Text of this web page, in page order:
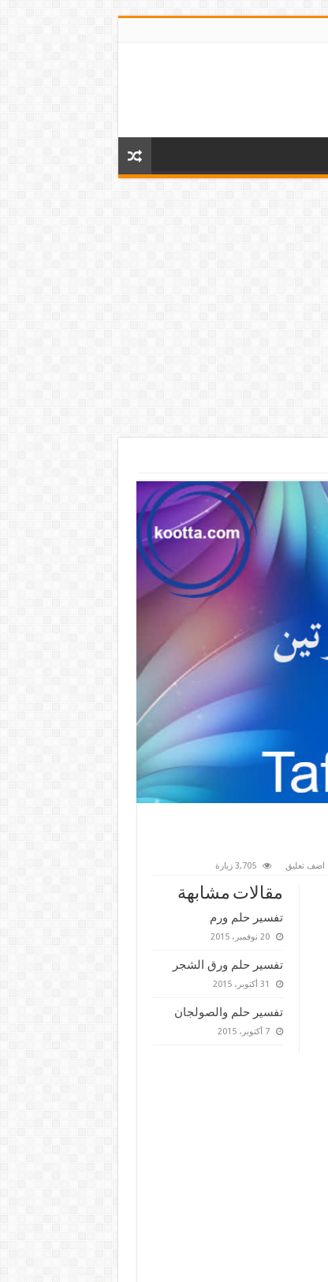
اضف تعليق 3,705 زيارة
مقالات مشابهة
تفسير حلم ورم
20 نوفمبر، 2015
تفسير حلم ورق الشجر
31 أكتوبر، 2015
تفسير حلم والصولجان
7 أكتوبر، 2015